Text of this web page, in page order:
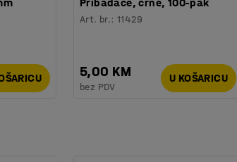
Art. br.:11429
5,00 KM
bez PDV
U KOŠARICU